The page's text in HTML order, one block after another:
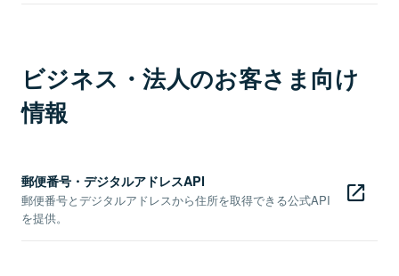
ビジネス・法人のお客さま向け
情報
郵便番号・デジタルアドレスAPI
郵便番号とデジタルアドレスから住所を取得できる公式API
を提供。